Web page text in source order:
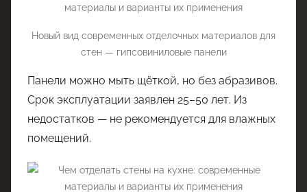
Новый вид современных отделочных материалов для
стен — гипсовиниловые панели
Панели можно мыть щёткой, но без абразивов.
Срок эксплуатации заявлен 25–50 лет. Из
недостатков — не рекомендуется для влажных
помещений.